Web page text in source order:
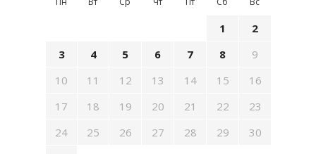
1
2
3
4 5 6 7 8
9
10
11 12 13 14 15
16
17
18 19 20 21 22
23
24
25 26 27 28 29
30